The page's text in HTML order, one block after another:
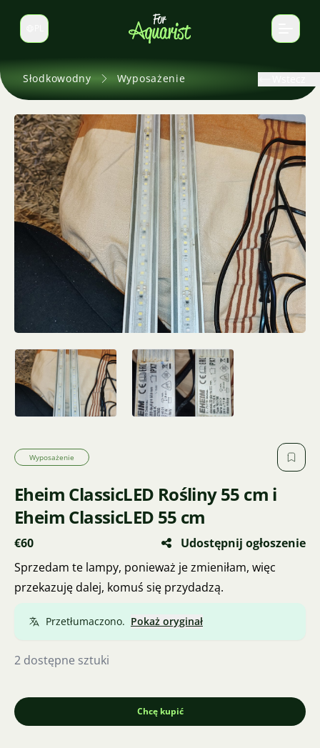
Zmień język
Słodkowodny Wyposażenie
Wyposażenie
Eheim ClassicLED Rośliny 55 cm i
Eheim ClassicLED 55 cm
€60
Udostępnij ogłoszenie
Sprzedam te lampy, ponieważ je zmieniłam, więc
przekazuję dalej, komuś się przydadzą.
Przetłumaczono. Pokaż oryginał
2 dostępne sztuki
Chcę kupić